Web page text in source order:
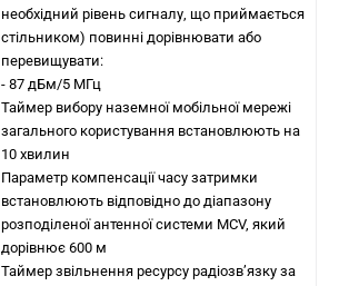
необхідний рівень сигналу, що приймається
стільником) повинні дорівнювати або
перевищувати:
- 87 дБм/5 МГц
Таймер вибору наземної мобільної мережі
загального користування встановлюють на
10 хвилин
Параметр компенсації часу затримки
встановлюють відповідно до діапазону
розподіленої антенної системи MCV, який
дорівнює 600 м
Таймер звільнення ресурсу радіозв’язку за